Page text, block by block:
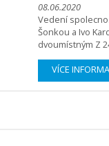
08.06.2020
Vedení
Šonkou a Ivo
dvoumístným Z
VÍCE